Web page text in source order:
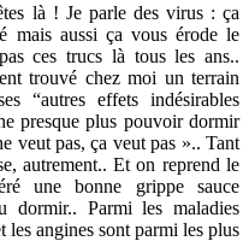
là ! Je parle des virus : ça
mais aussi ça vous érode le
ces trucs là tous les ans..
trouvé chez moi un terrain
“autres effets indésirables
presque plus pouvoir dormir
veut pas, ça veut pas ».. Tant
autrement.. Et on reprend le
une bonne grippe sauce
dormir.. Parmi les maladies
angines sont parmi les plus